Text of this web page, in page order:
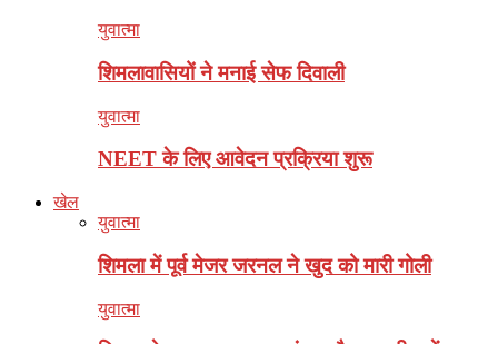
युवात्मा
शिमलावासियों ने मनाई सेफ दिवाली
युवात्मा
NEET के लिए आवेदन प्रक्रिया शुरू
खेल
युवात्मा
शिमला में पूर्व मेजर जरनल ने खुद को मारी गोली
युवात्मा